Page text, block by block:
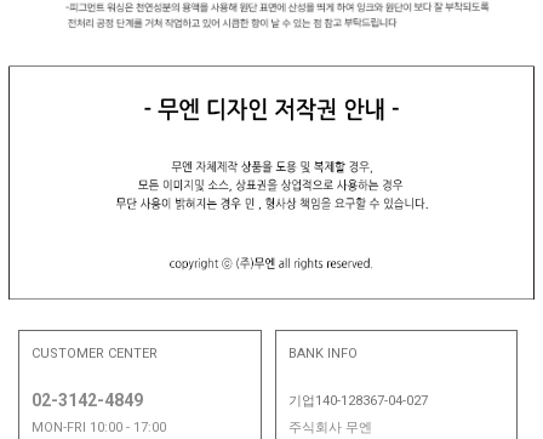
CUSTOMER CENTER
02-3142-4849
MON-FRI 10:00 - 17:00
BANK INFO
기업140-128367-04-027
주식회사 무엔